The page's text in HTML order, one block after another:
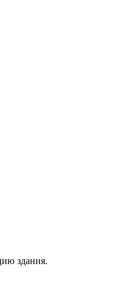
здания.